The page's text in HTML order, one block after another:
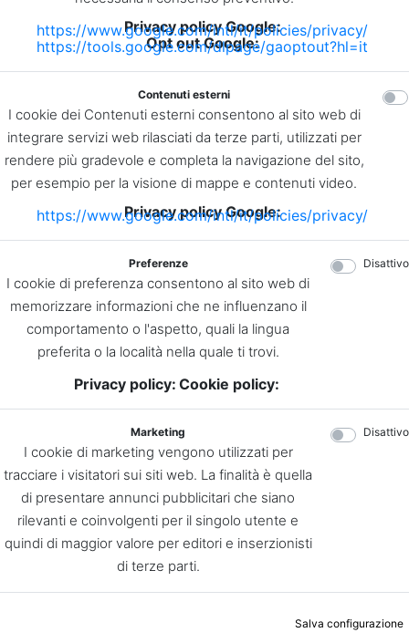
Privacy policy Google:
https://www.google.com/intl/it/policies/privacy/
Opt out Google:
https://tools.google.com/dlpage/gaoptout?hl=it
Contenuti esterni
I cookie dei Contenuti esterni consentono al sito web di
integrare servizi web rilasciati da terze parti, utilizzati per
rendere più gradevole e completa la navigazione del sito,
per esempio per la visione di mappe e contenuti video.
Privacy policy Google:
https://www.google.com/intl/it/policies/privacy/
Preferenze
I cookie di preferenza consentono al sito web di
memorizzare informazioni che ne influenzano il
comportamento o l'aspetto, quali la lingua
preferita o la località nella quale ti trovi.
Privacy policy: Cookie policy:
Disattivo
Marketing
I cookie di marketing vengono utilizzati per
tracciare i visitatori sui siti web. La finalità è quella
di presentare annunci pubblicitari che siano
rilevanti e coinvolgenti per il singolo utente e
quindi di maggior valore per editori e inserzionisti
di terze parti.
Disattivo
Salva configurazione